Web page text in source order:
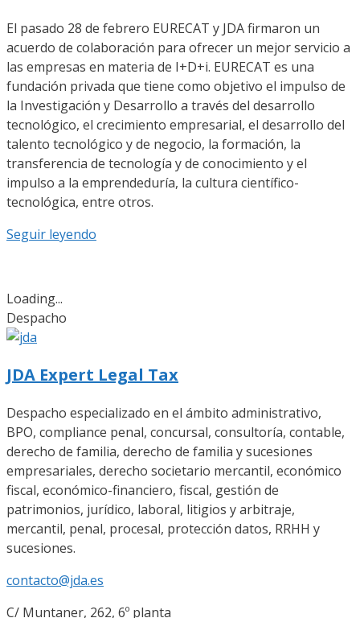
El pasado 28 de febrero EURECAT y JDA firmaron un
acuerdo de colaboración para ofrecer un mejor servicio a
las empresas en materia de I+D+i. EURECAT es una
fundación privada que tiene como objetivo el impulso de
la Investigación y Desarrollo a través del desarrollo
tecnológico, el crecimiento empresarial, el desarrollo del
talento tecnológico y de negocio, la formación, la
transferencia de tecnología y de conocimiento y el
impulso a la emprendeduría, la cultura científico-
tecnológica, entre otros.
Seguir leyendo
Loading...
Despacho
JDA Expert Legal Tax
Despacho especializado en el ámbito administrativo,
BPO, compliance penal, concursal, consultoría, contable,
derecho de familia, derecho de familia y sucesiones
empresariales, derecho societario mercantil, económico
fiscal, económico-financiero, fiscal, gestión de
patrimonios, jurídico, laboral, litigios y arbitraje,
mercantil, penal, procesal, protección datos, RRHH y
sucesiones.
contacto@jda.es
C/ Muntaner, 262, 6º planta